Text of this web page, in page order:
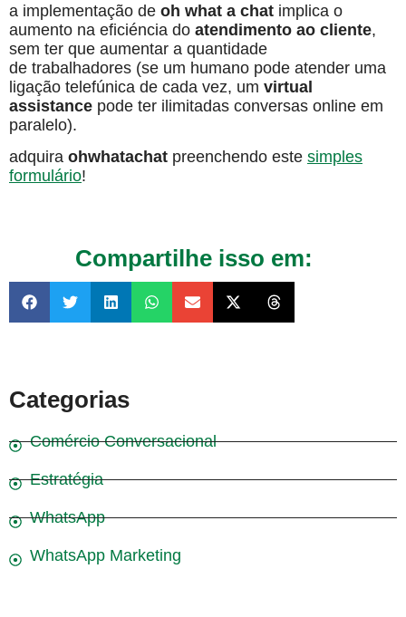
a implementação de oh what a chat implica o
aumento na eficiéncia do atendimento ao cliente,
sem ter que aumentar a quantidade
de trabalhadores (se um humano pode atender uma
ligação telefúnica de cada vez, um virtual
assistance pode ter ilimitadas conversas online em
paralelo).
adquira ohwhatachat preenchendo este simples
formulário!
Compartilhe isso em:
Categorias
Comércio Conversacional
Estratégia
WhatsApp
WhatsApp Marketing